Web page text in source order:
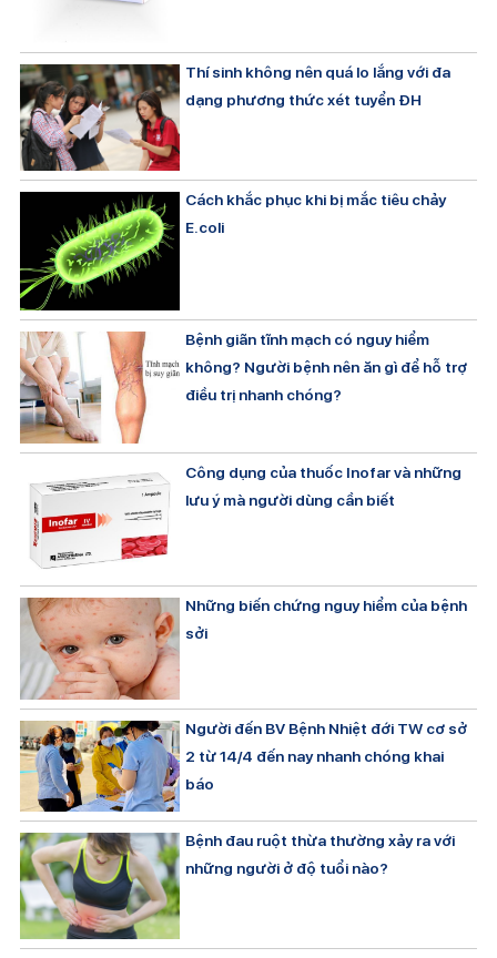
Thí sinh không nên quá lo lắng với đa
dạng phương thức xét tuyển ĐH
Cách khắc phục khi bị mắc tiêu chảy
E.coli
Bệnh giãn tĩnh mạch có nguy hiểm
không? Người bệnh nên ăn gì để hỗ trợ
điều trị nhanh chóng?
Công dụng của thuốc Inofar và những
lưu ý mà người dùng cần biết
Những biến chứng nguy hiểm của bệnh
sởi
Người đến BV Bệnh Nhiệt đới TW cơ sở
2 từ 14/4 đến nay nhanh chóng khai
báo
Bệnh đau ruột thừa thường xảy ra với
những người ở độ tuổi nào?